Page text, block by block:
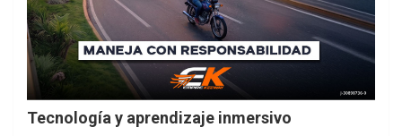
Tecnología y aprendizaje inmersivo